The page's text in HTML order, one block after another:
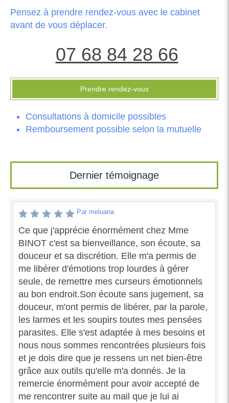
Pensez à prendre rendez-vous avec le cabinet
avant de vous déplacer.
07 68 84 28 66
Prendre rendez-vous
Consultations à domicile possibles
Remboursement possible selon la mutuelle
Dernier témoignage
Par meluana
Ce que j'apprécie énormément chez Mme
BINOT c'est sa bienveillance, son écoute, sa
douceur et sa discrétion. Elle m'a permis de
me libérer d'émotions trop lourdes à gérer
seule, de remettre mes curseurs émotionnels
au bon endroit.Son écoute sans jugement, sa
douceur, m'ont permis de libérer, par la parole,
les larmes et les soupirs toutes mes pensées
parasites. Elle s'est adaptée à mes besoins et
nous nous sommes rencontrées plusieurs fois
et je dois dire que je ressens un net bien-être
grâce aux outils qu'elle m'a donnés. Je la
remercie énormément pour avoir accepté de
me rencontrer suite au mail que je lui ai